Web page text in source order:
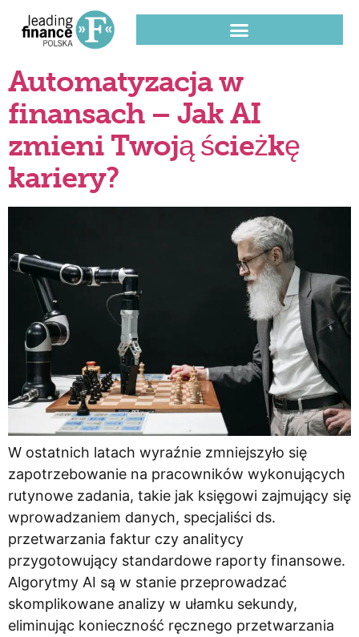
Automatyzacja w
finansach – Jak AI
zmieni Twoją ścieżkę
kariery?
W ostatnich latach wyraźnie zmniejszyło się
zapotrzebowanie na pracowników wykonujących
rutynowe zadania, takie jak księgowi zajmujący się
wprowadzaniem danych, specjaliści ds.
przetwarzania faktur czy analitycy
przygotowujący standardowe raporty finansowe.
Algorytmy AI są w stanie przeprowadzać
skomplikowane analizy w ułamku sekundy,
eliminując konieczność ręcznego przetwarzania